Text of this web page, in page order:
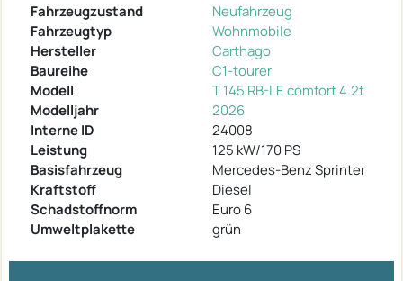
Fahrzeugzustand
Neufahrzeug
Fahrzeugtyp
Wohnmobile
Hersteller
Carthago
Baureihe
C1-tourer
Modell
T 145 RB-LE comfort 4.2t
Modelljahr
2026
Interne ID
24008
Leistung
125 kW/170 PS
Basisfahrzeug
Mercedes-Benz Sprinter
Kraftstoff
Diesel
Schadstoffnorm
Euro 6
Umweltplakette
grün